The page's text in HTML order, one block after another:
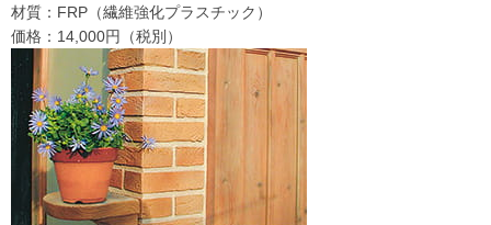
材質：FRP（繊維強化プラスチック）
価格：14,000円（税別）